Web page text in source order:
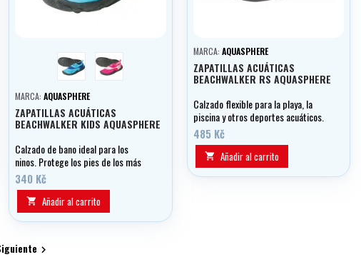
modrá růžová
MARCA: AQUASPHERE
ZAPATILLAS ACUÁTICAS
BEACHWALKER KIDS AQUASPHERE
Calzado de bano ideal para los
ninos. Protege los pies de los más
pequenos cuando juegan en la playa
y en el agua cuando nadan.
340 Kč
 Añadir al carrito
MARCA: AQUASPHERE
ZAPATILLAS ACUÁTICAS
BEACHWALKER RS AQUASPHERE
Calzado flexible para la playa, la
piscina y otros deportes acuáticos.
485 Kč
 Añadir al carrito
